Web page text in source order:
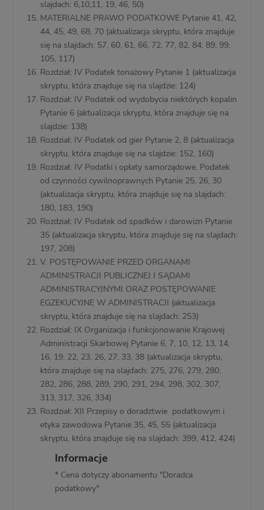
slajdach: 6,10,11, 19, 46, 50)
MATERIALNE PRAWO PODATKOWE Pytanie 41, 42,
44, 45, 49, 68, 70 (aktualizacja skryptu, która znajduje
się na slajdach: 57, 60, 61, 66, 72, 77, 82, 84, 89, 99,
105, 117)
Rozdział: IV Podatek tonażowy Pytanie 1 (aktualizacja
skryptu, która znajduje się na slajdzie: 124)
Rozdział: IV Podatek od wydobycia niektórych kopalin
Pytanie 6 (aktualizacja skryptu, która znajduje się na
slajdzie: 138)
Rozdział: IV Podatek od gier Pytanie 2, 8 (aktualizacja
skryptu, która znajduje się na slajdzie: 152, 160)
Rozdział: IV Podatki i opłaty samorządowe. Podatek
od czynności cywilnoprawnych Pytanie 25, 26, 30
(aktualizacja skryptu, która znajduje się na slajdach:
180, 183, 190)
Rozdział: IV Podatek od spadków i darowizn Pytanie
35 (aktualizacja skryptu, która znajduje się na slajdach:
197, 208)
V. POSTĘPOWANIE PRZED ORGANAMI
ADMINISTRACJI PUBLICZNEJ I SĄDAMI
ADMINISTRACYJNYMI ORAZ POSTĘPOWANIE
EGZEKUCYJNE W ADMINISTRACJI (aktualizacja
skryptu, która znajduje się na slajdach: 253)
Rozdział: IX Organizacja i funkcjonowanie Krajowej
Administracji Skarbowej Pytanie 6, 7, 10, 12, 13, 14,
16, 19, 22, 23, 26, 27, 33, 38 (aktualizacja skryptu,
która znajduje się na slajdach: 275, 276, 279, 280,
282, 286, 288, 289, 290, 291, 294, 298, 302, 307,
313, 317, 326, 334)
Rozdział: XII Przepisy o doradztwie podatkowym i
etyka zawodowa Pytanie 35, 45, 55 (aktualizacja
skryptu, która znajduje się na slajdach: 399, 412, 424)
Informacje
* Cena dotyczy abonamentu "Doradca
podatkowy"